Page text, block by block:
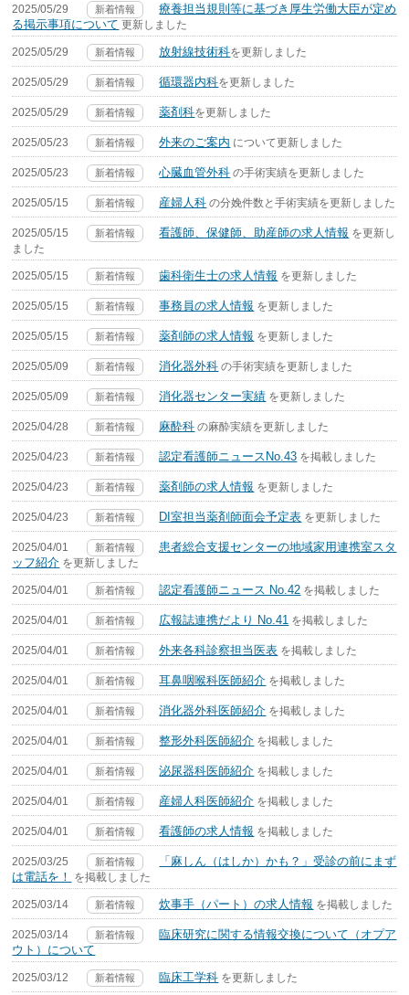
2025/05/29 新着情報
療養担当規則等に基づき厚生労働大臣が定め
る掲示事項について 更新しました
2025/05/29 新着情報 放射線技術科を更新しました
2025/05/29 新着情報 循環器内科を更新しました
2025/05/29 新着情報 薬剤科を更新しました
2025/05/23 新着情報 外来のご案内 について更新しました
2025/05/23 新着情報 心臓血管外科 の手術実績を更新しました
2025/05/15 新着情報 産婦人科 の分娩件数と手術実績を更新しました
2025/05/15 新着情報 看護師、保健師、助産師の求人情報 を更新し
ました
2025/05/15 新着情報 歯科衛生士の求人情報 を更新しました
2025/05/15 新着情報 事務員の求人情報 を更新しました
2025/05/15 新着情報 薬剤師の求人情報 を更新しました
2025/05/09 新着情報 消化器外科 の手術実績を更新しました
2025/05/09 新着情報 消化器センター実績 を更新しました
2025/04/28 新着情報 麻酔科 の麻酔実績を更新しました
2025/04/23 新着情報 認定看護師ニュースNo.43 を掲載しました
2025/04/23 新着情報 薬剤師の求人情報 を更新しました
2025/04/23 新着情報 DI室担当薬剤師面会予定表 を更新しました
2025/04/01 新着情報
患者総合支援センターの地域家用連携室スタ
ッフ紹介 を更新しました
2025/04/01 新着情報 認定看護師ニュース No.42 を掲載しました
2025/04/01 新着情報 広報誌連携だより No.41 を掲載しました
2025/04/01 新着情報 外来各科診察担当医表 を掲載しました
2025/04/01 新着情報 耳鼻咽喉科医師紹介 を掲載しました
2025/04/01 新着情報 消化器外科医師紹介 を掲載しました
2025/04/01 新着情報 整形外科医師紹介 を掲載しました
2025/04/01 新着情報 泌尿器科医師紹介 を掲載しました
2025/04/01 新着情報 産婦人科医師紹介 を掲載しました
2025/04/01 新着情報 看護師の求人情報 を掲載しました
2025/03/25 新着情報
「麻しん（はしか）かも？」受診の前にまず
は電話を！
を掲載しました
2025/03/14 新着情報 炊事手（パート）の求人情報 を掲載しました
2025/03/14 新着情報
臨床研究に関する情報交換について（オプア
ウト）について
2025/03/12 新着情報 臨床工学科 を更新しました